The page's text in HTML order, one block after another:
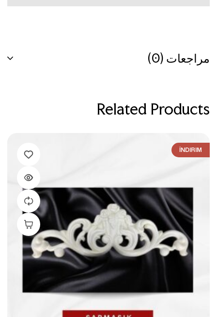
مراجعات (0)
Related Products
İNDIRIM
إضافة إلى